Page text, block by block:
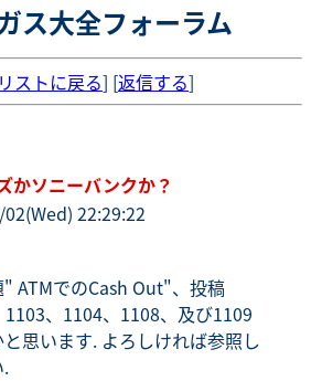
ス大全フォーラム
ストに戻る] [返信する]
かソニーバンクか？
02(Wed) 22:29:22
ATMでのCash Out"、投稿
、1104、1108、及び1109
思います. よろしければ参照し
.